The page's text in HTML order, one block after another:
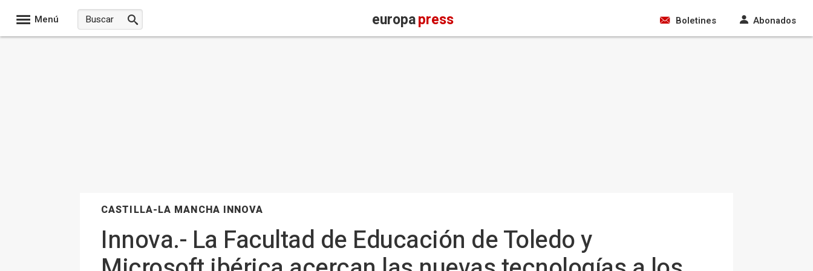
Menú europapress Boletines Abonados
CASTILLA-LA MANCHA INNOVA
Innova.- La Facultad de Educación de Toledo y